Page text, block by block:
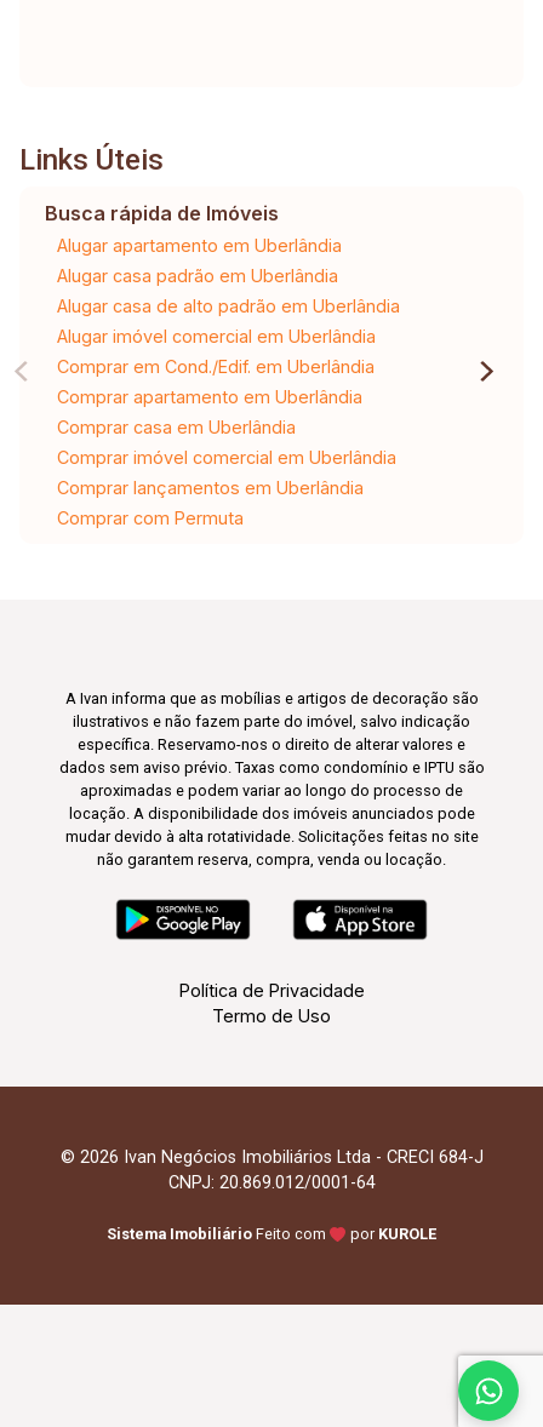
Links Úteis
Busca rápida de Imóveis
Alugar apartamento em Uberlândia
Alugar casa padrão em Uberlândia
Alugar casa de alto padrão em Uberlândia
Alugar imóvel comercial em Uberlândia
Comprar em Cond./Edif. em Uberlândia
Comprar apartamento em Uberlândia
Comprar casa em Uberlândia
Comprar imóvel comercial em Uberlândia
Comprar lançamentos em Uberlândia
Comprar com Permuta
A Ivan informa que as mobílias e artigos de decoração são
ilustrativos e não fazem parte do imóvel, salvo indicação
específica. Reservamo-nos o direito de alterar valores e
dados sem aviso prévio. Taxas como condomínio e IPTU são
aproximadas e podem variar ao longo do processo de
locação. A disponibilidade dos imóveis anunciados pode
mudar devido à alta rotatividade. Solicitações feitas no site
não garantem reserva, compra, venda ou locação.
Política de Privacidade
Termo de Uso
© 2026 Ivan Negócios Imobiliários Ltda - CRECI 684-J
CNPJ: 20.869.012/0001-64
Sistema Imobiliário Feito com por KUROLE